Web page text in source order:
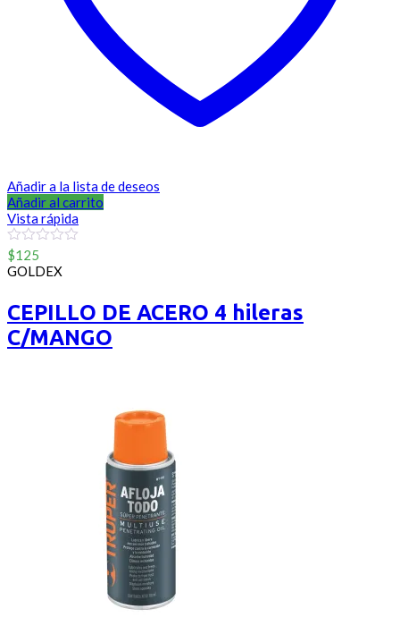
Añadir a la lista de deseos
Añadir al carrito
Vista rápida
0
out
of
$125
GOLDEX
CEPILLO DE ACERO 4 hileras
C/MANGO